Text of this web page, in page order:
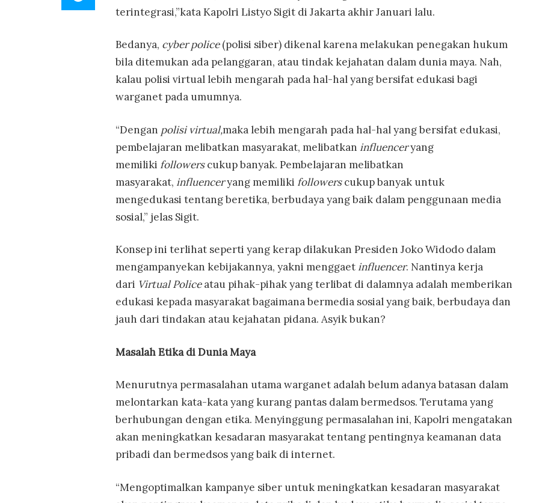
terintegrasi,”kata Kapolri Listyo Sigit di Jakarta akhir Januari lalu.
Bedanya, cyber police(polisi siber) dikenal karena melakukan penegakan hukum
bila ditemukan ada pelanggaran, atau tindak kejahatan dalam dunia maya. Nah,
kalau polisi virtual lebih mengarah pada hal-hal yang bersifat edukasi bagi
warganet pada umumnya.
“Dengan polisi virtual,maka lebih mengarah pada hal-hal yang bersifat edukasi,
pembelajaran melibatkan masyarakat, melibatkan influenceryang
memiliki followerscukup banyak. Pembelajaran melibatkan
masyarakat, influenceryang memiliki followerscukup banyak untuk
mengedukasi tentang beretika, berbudaya yang baik dalam penggunaan media
sosial,” jelas Sigit.
Konsep ini terlihat seperti yang kerap dilakukan Presiden Joko Widodo dalam
mengampanyekan kebijakannya, yakni menggaet influencer. Nantinya kerja
dari Virtual Policeatau pihak-pihak yang terlibat di dalamnya adalah memberikan
edukasi kepada masyarakat bagaimana bermedia sosial yang baik, berbudaya dan
jauh dari tindakan atau kejahatan pidana. Asyik bukan?
Masalah Etika di Dunia Maya
Menurutnya permasalahan utama warganet adalah belum adanya batasan dalam
melontarkan kata-kata yang kurang pantas dalam bermedsos. Terutama yang
berhubungan dengan etika. Menyinggung permasalahan ini, Kapolri mengatakan
akan meningkatkan kesadaran masyarakat tentang pentingnya keamanan data
pribadi dan bermedsos yang baik di internet.
“Mengoptimalkan kampanye siber untuk meningkatkan kesadaran masyarakat